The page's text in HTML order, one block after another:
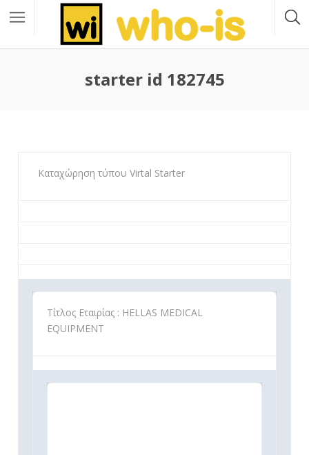
starter id 182745
Καταχώρηση τύπου Virtal Starter
Τίτλος Εταιρίας : HELLAS MEDICAL
EQUIPMENT